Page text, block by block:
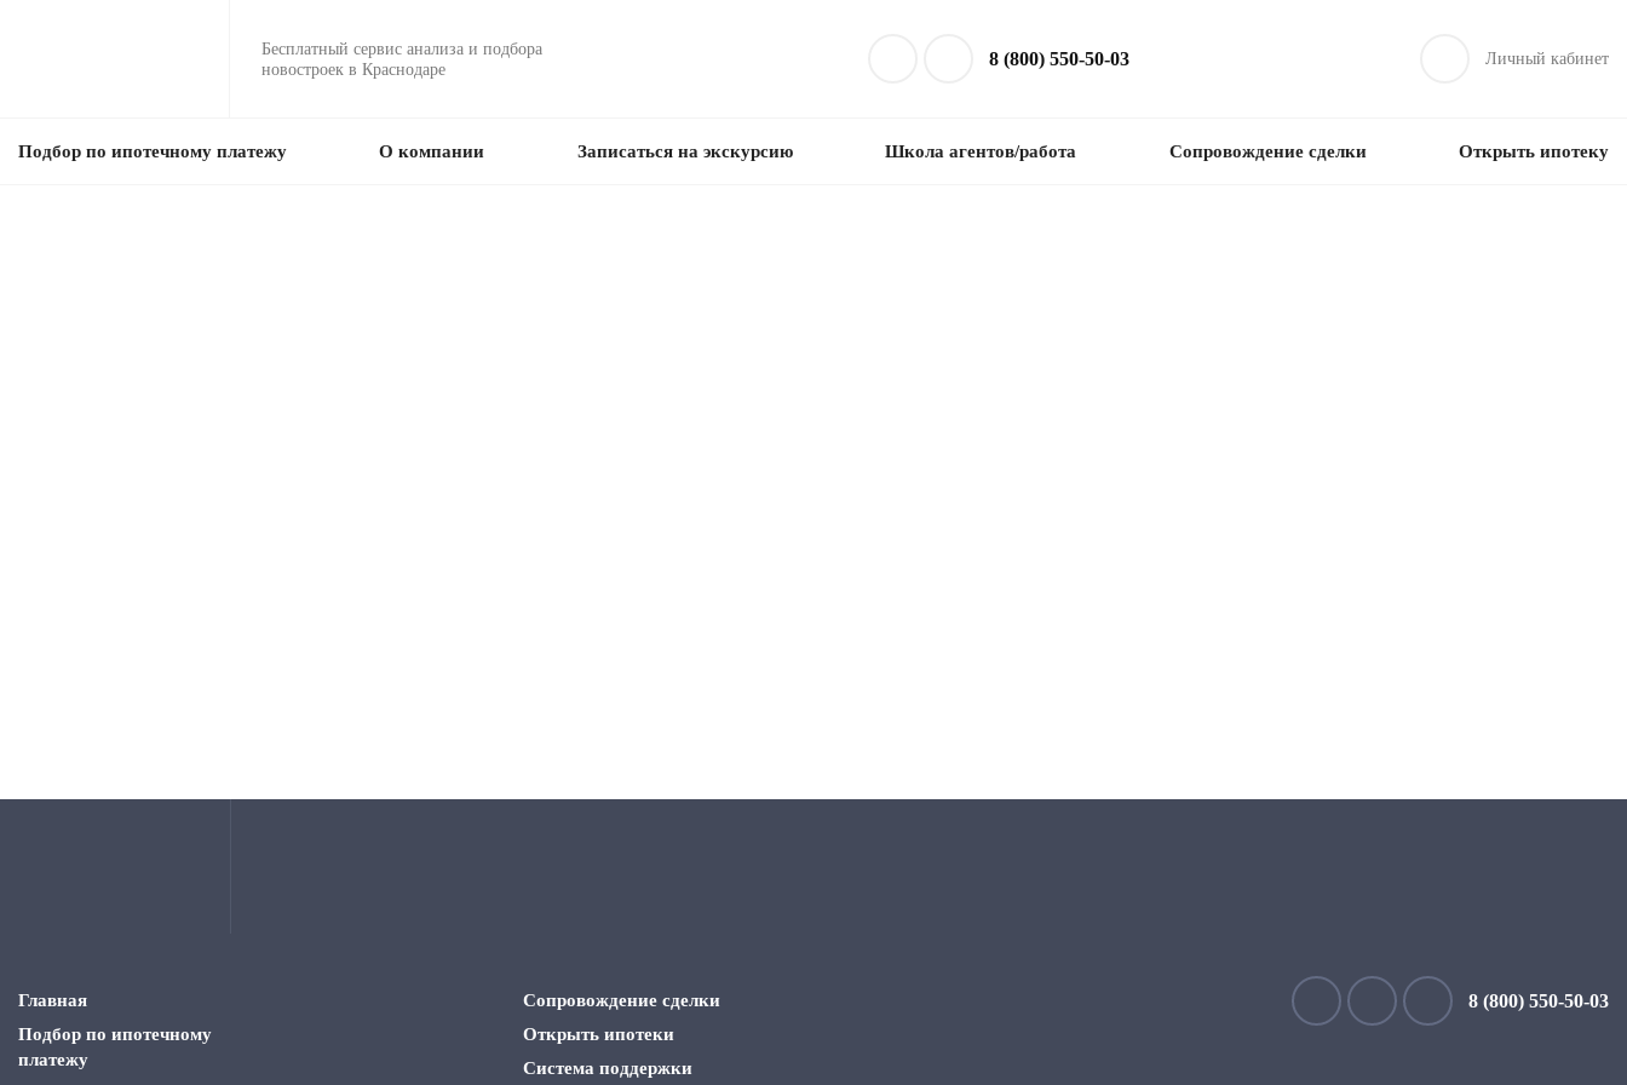
Бесплатный сервис анализа и подбора
новостроек в Краснодаре
8 (800) 550-50-03 Личный кабинет
Подбор по ипотечному платежу О компании Записаться на экскурсию Школа агентов/работа Сопровождение сделки Открыть ипотеку
Главная
Подбор по ипотечному
платежу
Сопровождение сделки
Открыть ипотеки
Система поддержки
8 (800) 550-50-03